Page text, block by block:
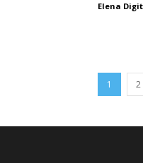
Elena
1 2